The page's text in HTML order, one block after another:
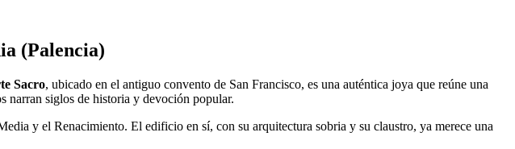
(Palencia)
Sacro, ubicado en el antiguo convento de San Francisco, es una auténtica joya que reúne una
narran siglos de historia y devoción popular.
y el Renacimiento. El edificio en sí, con su arquitectura sobria y su claustro, ya merece una